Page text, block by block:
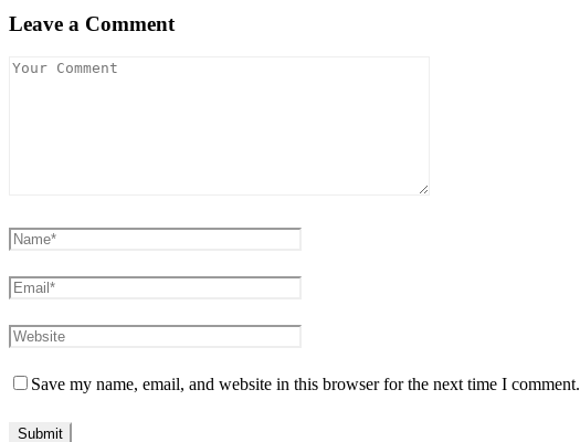
Leave a Comment
Save my name, email, and website in this browser for the next time I comment.